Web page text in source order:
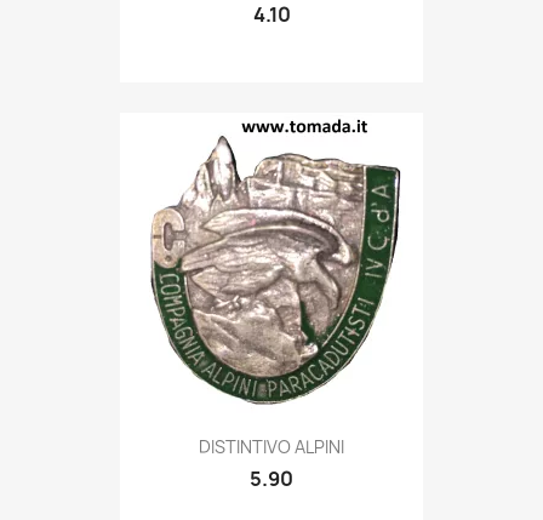
4.10
Quick view
DISTINTIVO ALPINI
5.90